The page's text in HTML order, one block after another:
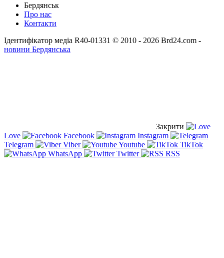
Бердянськ
Про нас
Контакти
Ідентифікатор медіа R40-01331 © 2010 - 2026 Brd24.com -
новини Бердянська
Закрити
Love
Facebook
Instagram
Telegram
Viber Youtube
TikTok
WhatsApp
Twitter RSS